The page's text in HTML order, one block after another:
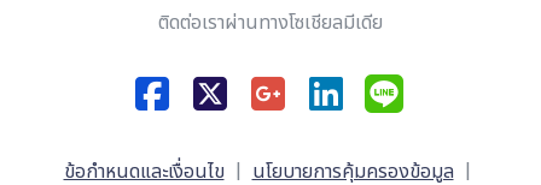
ติดต่อเราผ่านทางโซเชียลมีเดีย
ข้อกำหนดและเงื่อนไข | นโยบายการคุ้มครองข้อมูล |